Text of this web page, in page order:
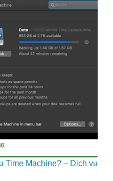
Time Machine? – Dịch vụ